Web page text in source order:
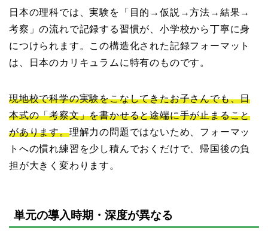
日本の理科では、実験を「目的→仮説→方法→結果→
考察」の流れで記録する習慣が、小学校から丁寧に身
につけられます。この構造化された記録フォーマット
は、日本のカリキュラムに特有のものです。
現地校で科学の実験をこなしてきたお子さんでも、日
本式の「考察文」を書かせると途端に手が止まること
があります。理解力の問題ではないため、フォーマッ
トへの慣れ練習を少し積んでおくだけで、帰国後の負
担が大きく変わります。
単元の導入時期・深度が異なる